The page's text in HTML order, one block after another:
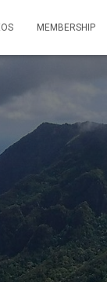
MEMBERSHIP